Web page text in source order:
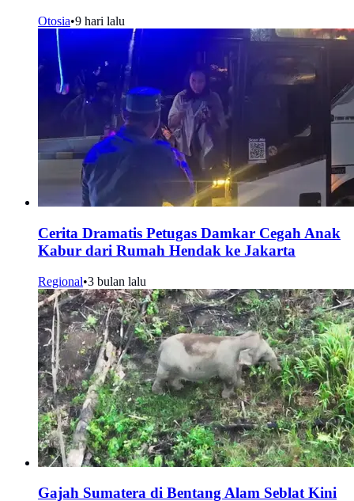
Otosia•9 hari lalu
Cerita Dramatis Petugas Damkar Cegah Anak
Kabur dari Rumah Hendak ke Jakarta
Regional•3 bulan lalu
Gajah Sumatera di Bentang Alam Seblat Kini